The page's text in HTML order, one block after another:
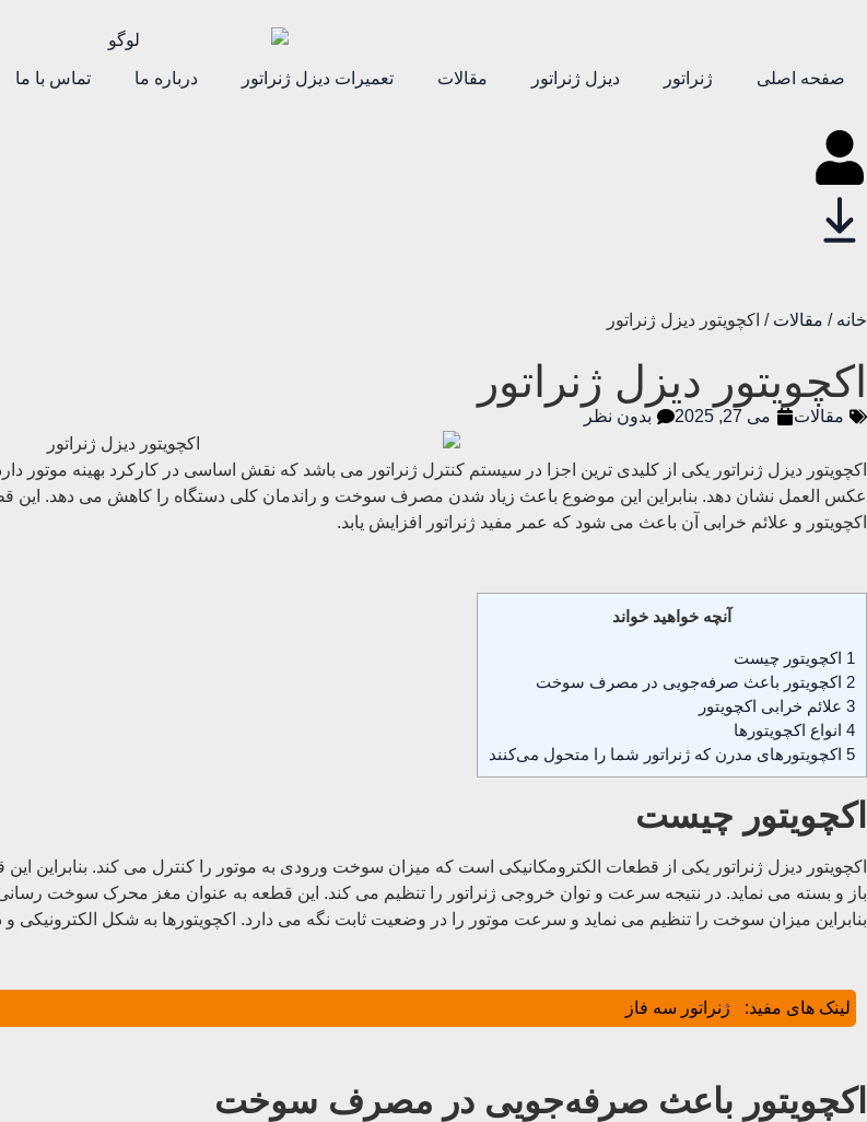
صفحه اصلی ژنراتور دیزل ژنراتور مقالات تعمیرات دیزل ژنراتور درباره ما تماس با ما
خانه / مقالات / اکچویتور دیزل ژنراتور
اکچویتور دیزل ژنراتور
مقالات می 27, 2025 بدون نظر
اکچویتور دیزل ژنراتور یکی از کلیدی ترین اجزا در سیستم کنترل ژنراتور می باشد که نقش اساسی در کارکرد بهینه موتور
عکس العمل نشان دهد. بنابراین این موضوع باعث زیاد شدن مصرف سوخت و راندمان کلی دستگاه را کاهش می دهد. این قطعه
اکچویتور و علائم خرابی آن باعث می شود که عمر مفید ژنراتور افزایش یابد.
آنچه خواهید خواند
1 اکچویتور چیست
2 اکچویتور باعث صرفه‌جویی در مصرف سوخت
3 علائم خرابی اکچویتور
4 انواع اکچویتورها
5 اکچویتورهای مدرن که ژنراتور شما را متحول می‌کنند
اکچویتور چیست
اکچویتور دیزل ژنراتور یکی از قطعات الکترومکانیکی است که میزان سوخت ورودی به موتور را کنترل می کند. بنابراین
باز و بسته می نماید. در نتیجه سرعت و توان خروجی ژنراتور را تنظیم می کند. این قطعه به عنوان مغز محرک سوخت
بنابراین میزان سوخت را تنظیم می نماید و سرعت موتور را در وضعیت ثابت نگه می دارد. اکچویتورها به شکل الکترونیکی و
لینک های مفید: ژنراتور سه فاز
اکچویتور باعث صرفه‌جویی در مصرف سوخت